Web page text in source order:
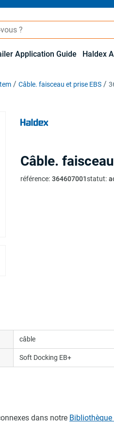
Application Guide Haldex
Câble. faisceau et prise EBS
Câble.
référence: 364607001statut:
câble
Soft Docking EB+
dans notre